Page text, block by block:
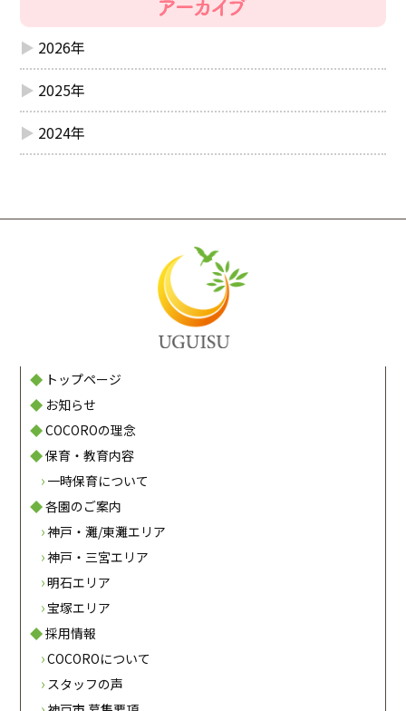
2026年
2025年
2024年
トップページ
お知らせ
COCOROの理念
保育・教育内容
一時保育について
各園のご案内
神戸・灘/東灘エリア
神戸・三宮エリア
明石エリア
宝塚エリア
採用情報
COCOROについて
スタッフの声